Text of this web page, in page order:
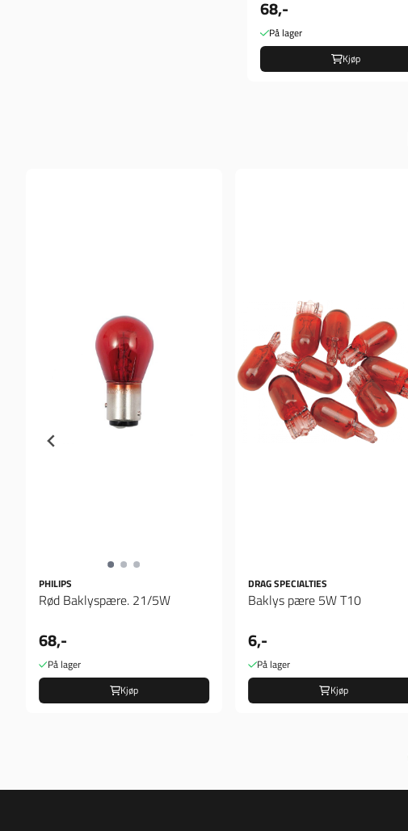
68,-
På lager
Kjøp
PHILIPS
Rød Baklyspære. 21/5W
68,-
På lager
Kjøp
DRAG SPECIALTIES
Baklys pære 5W T10
6,-
På lager
Kjøp